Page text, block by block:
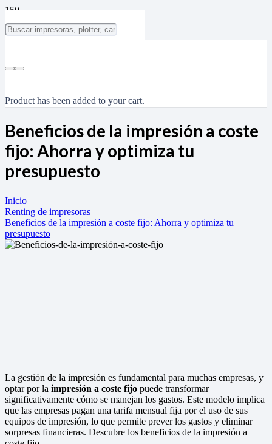
Product has been added to your cart.
Beneficios de la impresión a coste
fijo: Ahorra y optimiza tu
presupuesto
Inicio
Renting de impresoras
Beneficios de la impresión a coste fijo: Ahorra y optimiza tu
presupuesto
La gestión de la impresión es fundamental para muchas empresas, y
optar por la impresión a coste fijo puede transformar
significativamente cómo se manejan los gastos. Este modelo implica
que las empresas pagan una tarifa mensual fija por el uso de sus
equipos de impresión, lo que permite prever los gastos y eliminar
sorpresas financieras. Descubre los beneficios de la impresión a